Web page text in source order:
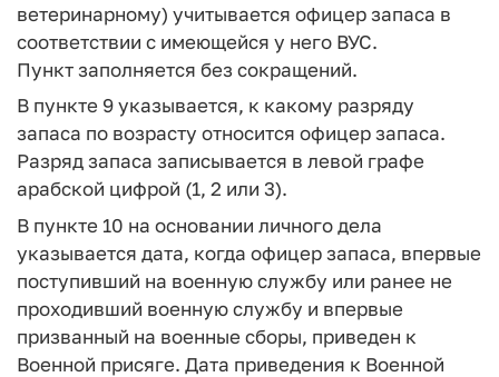
ветеринарному) учитывается офицер запаса в
соответствии с имеющейся у него ВУС.
Пункт заполняется без сокращений.
В пункте 9 указывается, к какому разряду
запаса по возрасту относится офицер запаса.
Разряд запаса записывается в левой графе
арабской цифрой (1, 2 или 3).
В пункте 10 на основании личного дела
указывается дата, когда офицер запаса, впервые
поступивший на военную службу или ранее не
проходивший военную службу и впервые
призванный на военные сборы, приведен к
Военной присяге. Дата приведения к Военной